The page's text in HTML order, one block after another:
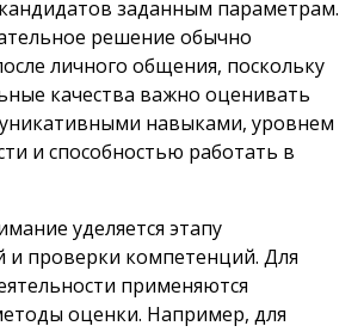
заданным параметрам.
решение обычно
личного общения, поскольку
качества важно оценивать
навыками, уровнем
и способностью работать в
уделяется этапу
и проверки компетенций. Для
применяются
оценки. Например, для